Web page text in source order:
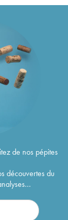
de nos pépites
découvertes du